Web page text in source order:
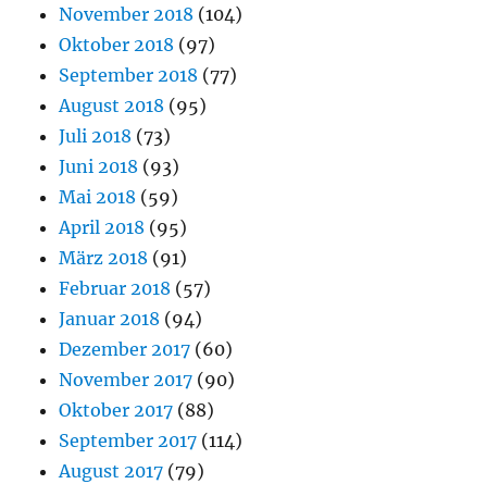
November 2018 (104)
Oktober 2018 (97)
September 2018 (77)
August 2018 (95)
Juli 2018 (73)
Juni 2018 (93)
Mai 2018 (59)
April 2018 (95)
März 2018 (91)
Februar 2018 (57)
Januar 2018 (94)
Dezember 2017 (60)
November 2017 (90)
Oktober 2017 (88)
September 2017 (114)
August 2017 (79)